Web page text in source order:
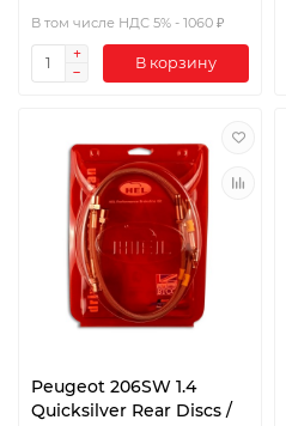
В том числе НДС 5% - 1060 ₽
В корзину
Peugeot 206SW 1.4
Quicksilver Rear Discs /